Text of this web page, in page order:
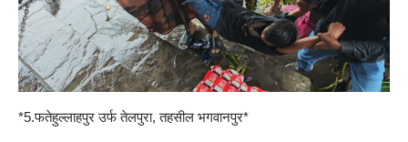
*5.फतेहुल्लाहपुर उर्फ तेलपुरा, तहसील भगवानपुर*